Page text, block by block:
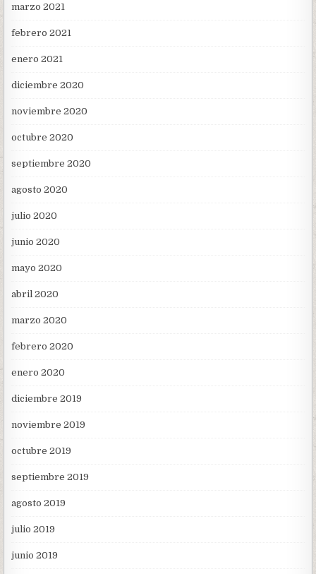
marzo 2021
febrero 2021
enero 2021
diciembre 2020
noviembre 2020
octubre 2020
septiembre 2020
agosto 2020
julio 2020
junio 2020
mayo 2020
abril 2020
marzo 2020
febrero 2020
enero 2020
diciembre 2019
noviembre 2019
octubre 2019
septiembre 2019
agosto 2019
julio 2019
junio 2019